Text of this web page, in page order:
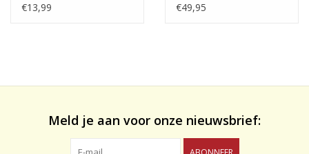
€13,99
€49,95
Meld je aan voor onze nieuwsbrief: